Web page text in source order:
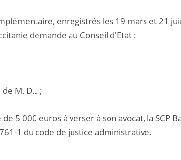
enregistrés les 19 mars et 21
demande au Conseil d'Etat :
M. D... ;
5 000 euros à verser à son avocat, la SCP
1 du code de justice administrative.